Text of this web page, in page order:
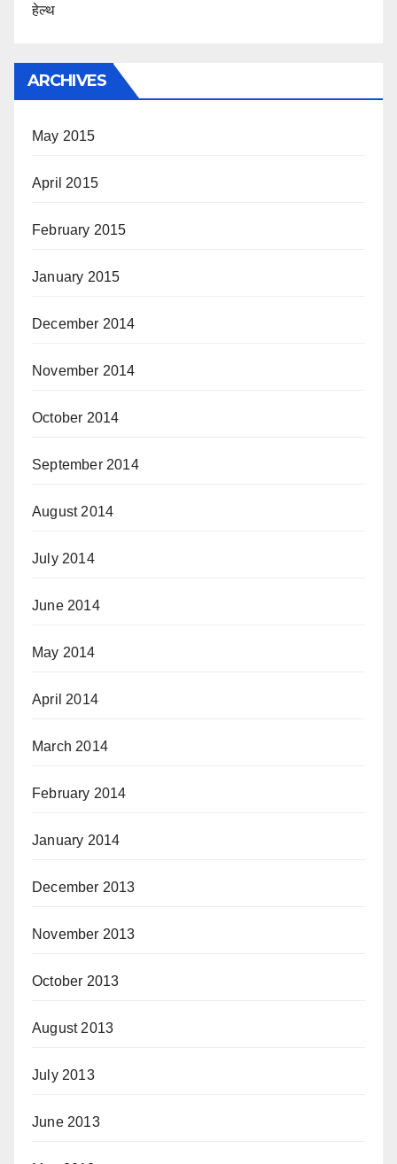
हेल्थ
ARCHIVES
May 2015
April 2015
February 2015
January 2015
December 2014
November 2014
October 2014
September 2014
August 2014
July 2014
June 2014
May 2014
April 2014
March 2014
February 2014
January 2014
December 2013
November 2013
October 2013
August 2013
July 2013
June 2013